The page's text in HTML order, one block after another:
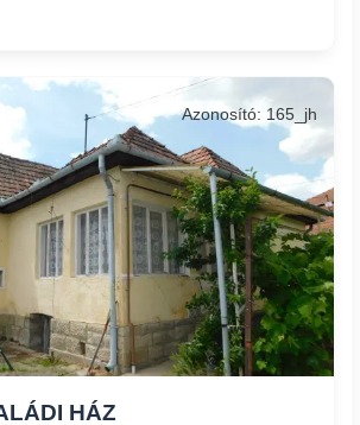
HÁZ
Azonosító: 165_jh